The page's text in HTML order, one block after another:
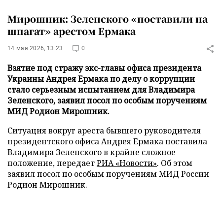
Мирошник: Зеленского «поставили на
шпагат» арестом Ермака
14 мая 2026, 13:23 0
Взятие под стражу экс-главы офиса президента
Украины Андрея Ермака по делу о коррупции
стало серьезным испытанием для Владимира
Зеленского, заявил посол по особым поручениям
МИД Родион Мирошник.
Ситуация вокруг ареста бывшего руководителя
президентского офиса Андрея Ермака поставила
Владимира Зеленского в крайне сложное
положение, передаетРИА «Новости». Об этом
заявил посол по особым поручениям МИД России
Родион Мирошник.